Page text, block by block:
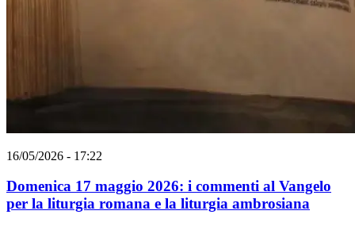
16/05/2026 - 17:22
Domenica 17 maggio 2026: i commenti al Vangelo
per la liturgia romana e la liturgia ambrosiana